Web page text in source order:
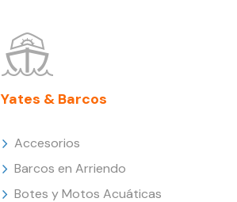
Yates & Barcos
Accesorios
Barcos en Arriendo
Botes y Motos Acuáticas